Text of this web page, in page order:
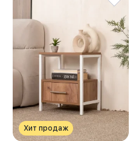
Хит продаж